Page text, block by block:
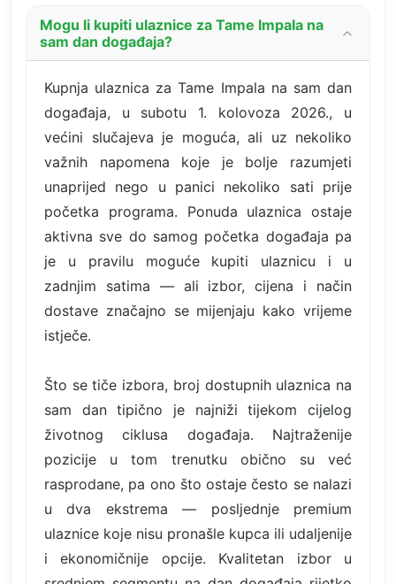
Mogu li kupiti ulaznice za Tame Impala na
sam dan događaja?
Kupnja ulaznica za Tame Impala na sam dan
događaja, u subotu 1. kolovoza 2026., u
većini slučajeva je moguća, ali uz nekoliko
važnih napomena koje je bolje razumjeti
unaprijed nego u panici nekoliko sati prije
početka programa. Ponuda ulaznica ostaje
aktivna sve do samog početka događaja pa
je u pravilu moguće kupiti ulaznicu i u
zadnjim satima — ali izbor, cijena i način
dostave značajno se mijenjaju kako vrijeme
istječe.
Što se tiče izbora, broj dostupnih ulaznica na
sam dan tipično je najniži tijekom cijelog
životnog ciklusa događaja. Najtraženije
pozicije u tom trenutku obično su već
rasprodane, pa ono što ostaje često se nalazi
u dva ekstrema — posljednje premium
ulaznice koje nisu pronašle kupca ili udaljenije
i ekonomičnije opcije. Kvalitetan izbor u